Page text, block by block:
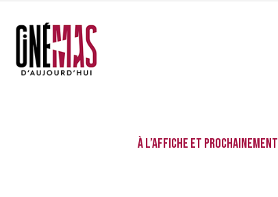
À l’affiche et prochainement